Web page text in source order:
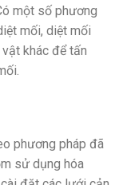
một số phương
mối, diệt mối
khác để tấn
phương pháp đã
sử dụng hóa